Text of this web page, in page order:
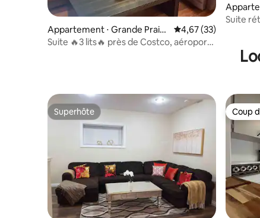
Appartement ⋅ Grande Prairi
e
Évaluation moyenne
4,67 (33)
Suite 🔥3 lits🔥 près de Costco, aéroport
e
Suite
Superhôte
Superhôte Coup
Coup